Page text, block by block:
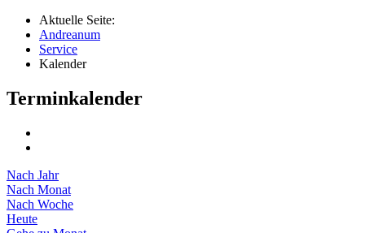
Aktuelle Seite:
Andreanum
Service
Kalender
Terminkalender
Nach Jahr
Nach Monat
Nach Woche
Heute